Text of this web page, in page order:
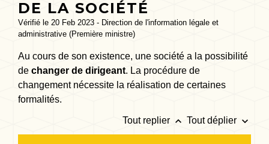
DE LA SOCIÉTÉ
Vérifié le 20 Feb 2023 - Direction de l'information légale et
administrative (Première ministre)
Au cours de son existence, une société a la possibilité
de changer de dirigeant. La procédure de
changement nécessite la réalisation de certaines
formalités.
Tout replier keyboard_arrow_up Tout déplier keyboard_arrow_down